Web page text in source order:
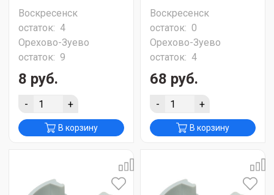
Воскресенск
остаток: 4
Орехово-Зуево
остаток: 9
8 руб.
- +
В корзину
Воскресенск
остаток: 0
Орехово-Зуево
остаток: 4
68 руб.
- +
В корзину